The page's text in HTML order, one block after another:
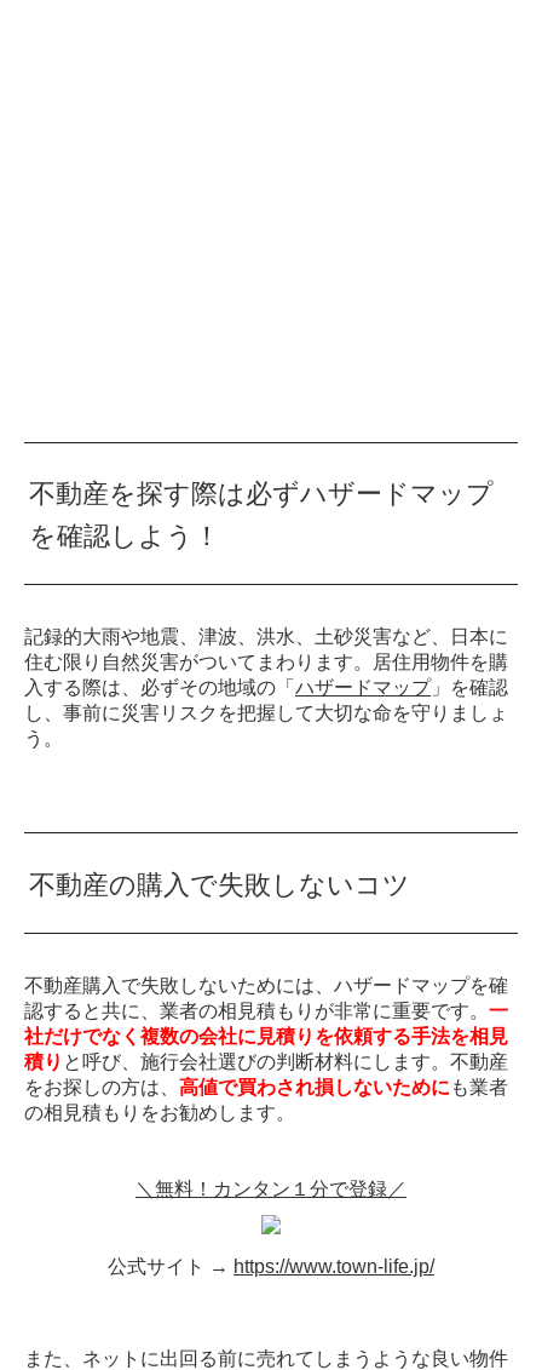
不動産を探す際は必ずハザードマップ
を確認しよう！
記録的大雨や地震、津波、洪水、土砂災害など、日本に
住む限り自然災害がついてまわります。居住用物件を購
入する際は、必ずその地域の「 ハザードマップ」を確認
し、事前に災害リスクを把握して大切な命を守りましょ
う。
不動産の購入で失敗しないコツ
不動産購入で失敗しないためには、ハザードマップを確
認すると共に、業者の相見積もりが非常に重要です。 一
社だけでなく複数の会社に見積りを依頼する手法を相見
積り と呼び、施行会社選びの判断材料にします。不動産
をお探しの方は、 高値で買わされ損しないために も業者
の相見積もりをお勧めします。
＼無料！カンタン１分で登録／
公式サイト → https://www.town-life.jp/
また、ネットに出回る前に売れてしまうような良い物件